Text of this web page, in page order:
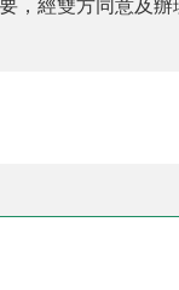
，經雙方同意及辦